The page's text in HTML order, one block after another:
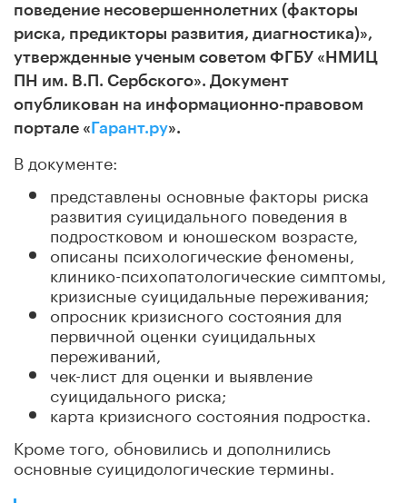
поведение несовершеннолетних (факторы
риска, предикторы развития, диагностика)»,
утвержденные ученым советом ФГБУ «НМИЦ
ПН им. В.П. Сербского». Документ
опубликован на информационно-правовом
портале « Гарант.ру».
В документе:
представлены основные факторы риска
развития суицидального поведения в
подростковом и юношеском возрасте,
описаны психологические феномены,
клинико-психопатологические симптомы,
кризисные суицидальные переживания;
опросник кризисного состояния для
первичной оценки суицидальных
переживаний,
чек-лист для оценки и выявление
суицидального риска;
карта кризисного состояния подростка.
Кроме того, обновились и дополнились
основные суицидологические термины.